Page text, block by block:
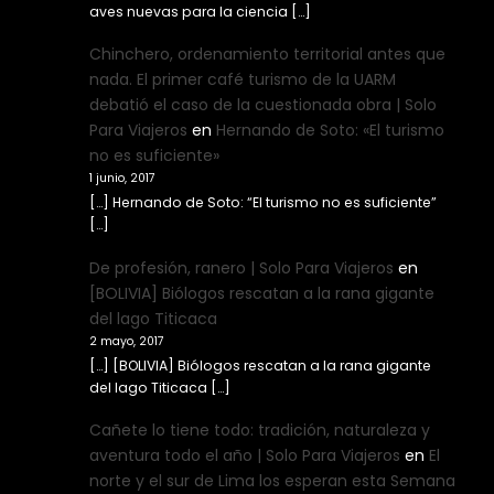
aves nuevas para la ciencia […]
Chinchero, ordenamiento territorial antes que
nada. El primer café turismo de la UARM
debatió el caso de la cuestionada obra | Solo
Para Viajeros en Hernando de Soto: «El turismo
no es suficiente»
1 junio, 2017
[…] Hernando de Soto: “El turismo no es suficiente”
[…]
De profesión, ranero | Solo Para Viajeros en
[BOLIVIA] Biólogos rescatan a la rana gigante
del lago Titicaca
2 mayo, 2017
[…] [BOLIVIA] Biólogos rescatan a la rana gigante
del lago Titicaca […]
Cañete lo tiene todo: tradición, naturaleza y
aventura todo el año | Solo Para Viajeros en El
norte y el sur de Lima los esperan esta Semana